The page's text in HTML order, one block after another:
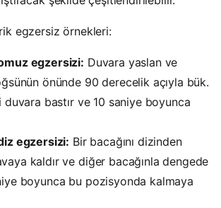
egzersiz örnekleri:
egzersizi: Duvara yaslan ve
önünde 90 derecelik açıyla bük.
duvara bastır ve 10 saniye boyunca
egzersizi: Bir bacağını dizinden
kaldır ve diğer bacağınla dengede
boyunca bu pozisyonda kalmaya